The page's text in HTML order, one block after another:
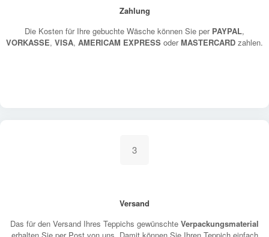
Zahlung
Die Kosten für Ihre gebuchte Wäsche können Sie per PAYPAL,
VORKASSE, VISA, AMERICAM EXPRESS oderMASTERCARD zahlen.
3
Versand
Das für den Versand Ihres Teppichs gewünschte Verpackungsmaterial